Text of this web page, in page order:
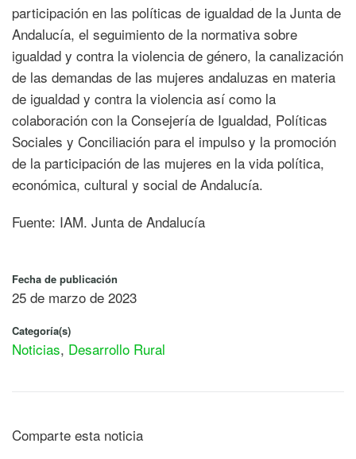
participación en las políticas de igualdad de la Junta de
Andalucía, el seguimiento de la normativa sobre
igualdad y contra la violencia de género, la canalización
de las demandas de las mujeres andaluzas en materia
de igualdad y contra la violencia así como la
colaboración con la Consejería de Igualdad, Políticas
Sociales y Conciliación para el impulso y la promoción
de la participación de las mujeres en la vida política,
económica, cultural y social de Andalucía.
Fuente: IAM. Junta de Andalucía
Fecha de publicación
25 de marzo de 2023
Categoría(s)
Noticias, Desarrollo Rural
Comparte esta noticia